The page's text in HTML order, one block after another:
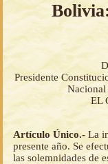
Presidente
Nacional
EL
Artículo Único.- La
presente año. Se
las solemnidades de